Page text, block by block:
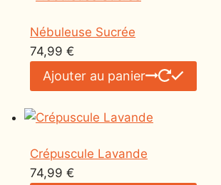
Nébuleuse Sucrée
74,99 €
Ajouter au panier
Crépuscule Lavande
74,99 €